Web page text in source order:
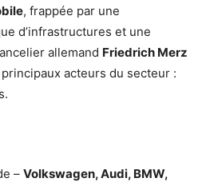
, frappée par une
d’infrastructures et une
allemand Friedrich Merz
acteurs du secteur :
– Volkswagen, Audi, BMW,